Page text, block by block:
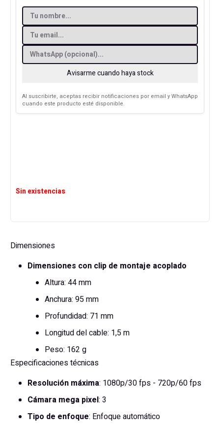
Avisarme cuando haya stock
Al suscribirte, aceptas recibir notificaciones por email y WhatsApp
cuando este producto esté disponible.
Sin existencias
Dimensiones
Dimensiones con clip de montaje acoplado
Altura: 44 mm
Anchura: 95 mm
Profundidad: 71 mm
Longitud del cable: 1,5 m
Peso: 162 g
Especificaciones técnicas
Resolución máxima: 1080p/30 fps - 720p/60 fps
Cámara mega pixel: 3
Tipo de enfoque: Enfoque automático